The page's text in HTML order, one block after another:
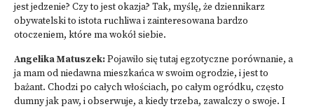
jest jedzenie? Czy to jest okazja? Tak, myślę, że dziennikarz
obywatelski to istota ruchliwa i zainteresowana bardzo
otoczeniem, które ma wokół siebie.
Angelika Matuszek:Pojawiło się tutaj egzotyczne porównanie, a
ja mam od niedawna mieszkańca w swoim ogrodzie, i jest to
bażant. Chodzi po całych włościach, po całym ogródku, często
dumny jak paw, i obserwuje, a kiedy trzeba, zawalczy o swoje. I